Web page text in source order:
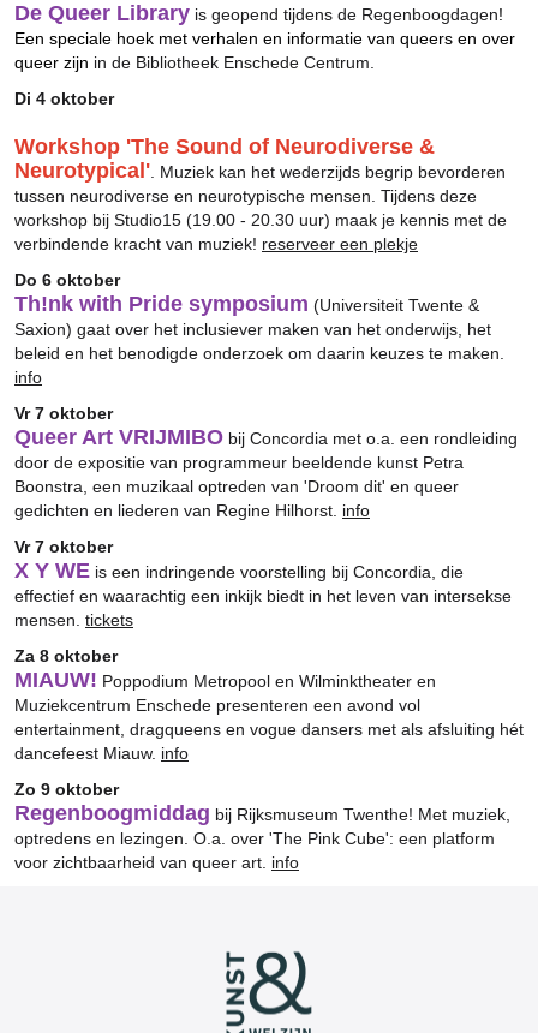
De Queer Library is geopend tijdens de Regenboogdagen!
Een speciale hoek met verhalen en informatie van queers en over
queer zijn in de Bibliotheek Enschede Centrum.
Di 4 oktober
Workshop 'The Sound of Neurodiverse &
Neurotypical' . Muziek kan het wederzijds begrip bevorderen
tussen neurodiverse en neurotypische mensen. Tijdens deze
workshop bij Studio15 (19.00 - 20.30 uur) maak je kennis met de
verbindende kracht van muziek! reserveer een plekje
Do 6 oktober
Th!nk with Pride symposium (Universiteit Twente &
Saxion) gaat over het inclusiever maken van het onderwijs, het
beleid en het benodigde onderzoek om daarin keuzes te maken.
info
Vr 7 oktober
Queer Art VRIJMIBO bij Concordia met o.a. een rondleiding
door de expositie van programmeur beeldende kunst Petra
Boonstra, een muzikaal optreden van 'Droom dit' en queer
gedichten en liederen van Regine Hilhorst. info
Vr 7 oktober
X Y WE is een indringende voorstelling bij Concordia, die
effectief en waarachtig een inkijk biedt in het leven van intersekse
mensen. tickets
Za 8 oktober
MIAUW! Poppodium Metropool en Wilminktheater en
Muziekcentrum Enschede presenteren een avond vol
entertainment, dragqueens en vogue dansers met als afsluiting hét
dancefeest Miauw. info
Zo 9 oktober
Regenboogmiddag bij Rijksmuseum Twenthe! Met muziek,
optredens en lezingen. O.a. over 'The Pink Cube': een platform
voor zichtbaarheid van queer art. info